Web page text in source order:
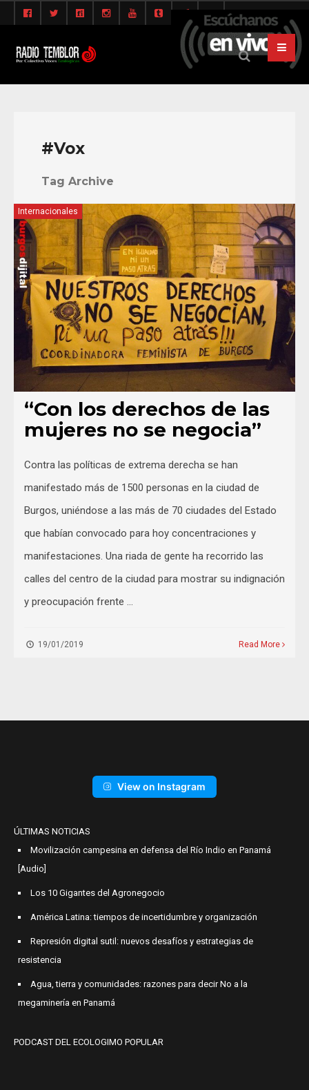
#Vox
Tag Archive
Internacionales
“Con los derechos de las
mujeres no se negocia”
Contra las políticas de extrema derecha se han
manifestado más de 1500 personas en la ciudad de
Burgos, uniéndose a las más de 70 ciudades del Estado
que habían convocado para hoy concentraciones y
manifestaciones. Una riada de gente ha recorrido las
calles del centro de la ciudad para mostrar su indignación
y preocupación frente …
19/01/2019 Read More
View on Instagram
ÚLTIMAS NOTICIAS
Movilización campesina en defensa del Río Indio en Panamá
[Audio]
Los 10 Gigantes del Agronegocio
América Latina: tiempos de incertidumbre y organización
Represión digital sutil: nuevos desafíos y estrategias de
resistencia
Agua, tierra y comunidades: razones para decir No a la
megaminería en Panamá
PODCAST DEL ECOLOGIMO POPULAR